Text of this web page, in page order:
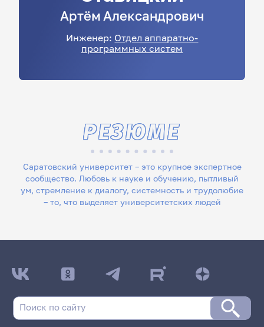
Артём Александрович
Инженер: Отдел аппаратно-
программных систем
Саратовский университет – это крупное экспертное
сообщество. Любовь к науке и обучению, пытливый
ум, стремление к диалогу, системность и трудолюбие
– то, что выделяет университетских людей
РЕЗЮМЕ